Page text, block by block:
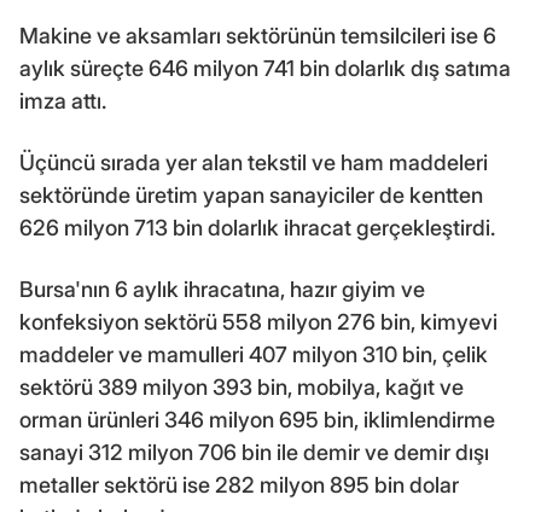
Makine ve aksamları sektörünün temsilcileri ise 6
aylık süreçte 646 milyon 741 bin dolarlık dış satıma
imza attı.
Üçüncü sırada yer alan tekstil ve ham maddeleri
sektöründe üretim yapan sanayiciler de kentten
626 milyon 713 bin dolarlık ihracat gerçekleştirdi.
Bursa'nın 6 aylık ihracatına, hazır giyim ve
konfeksiyon sektörü 558 milyon 276 bin, kimyevi
maddeler ve mamulleri 407 milyon 310 bin, çelik
sektörü 389 milyon 393 bin, mobilya, kağıt ve
orman ürünleri 346 milyon 695 bin, iklimlendirme
sanayi 312 milyon 706 bin ile demir ve demir dışı
metaller sektörü ise 282 milyon 895 bin dolar